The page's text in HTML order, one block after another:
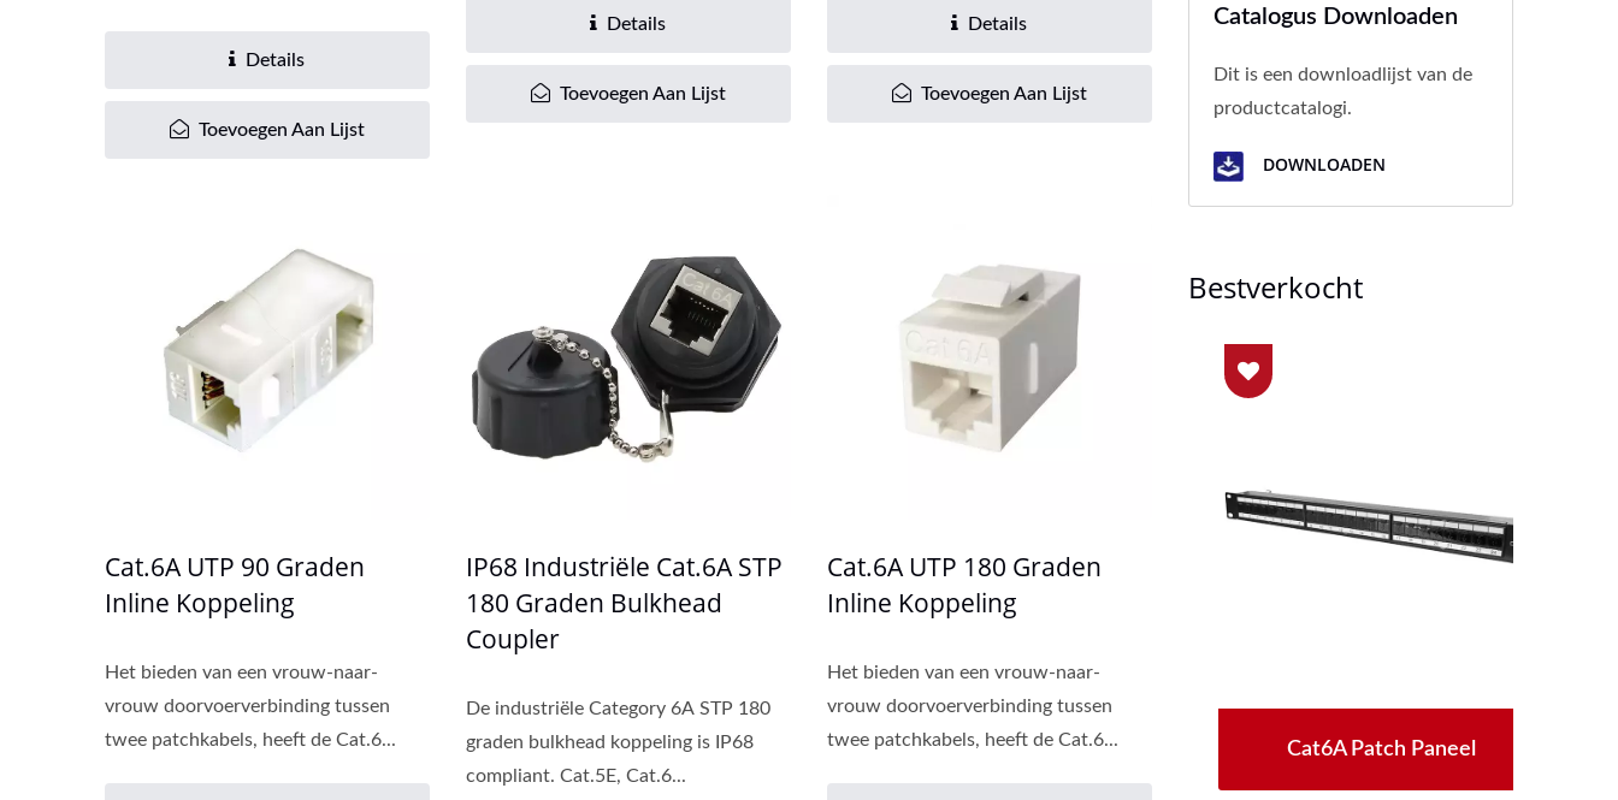
Details
Toevoegen Aan Lijst
Details
Toevoegen Aan Lijst
Details
Toevoegen Aan Lijst
Cat.6A UTP 90 Graden
Inline Koppeling
Het bieden van een vrouw-naar-
vrouw doorvoerverbinding tussen
twee patchkabels, heeft de Cat.6...
IP68 Industriële Cat.6A STP
180 Graden Bulkhead
Coupler
De industriële Category 6A STP 180
graden bulkhead koppeling is IP68
compliant. Cat.5E, Cat.6...
Cat.6A UTP 180 Graden
Inline Koppeling
Het bieden van een vrouw-naar-
vrouw doorvoerverbinding tussen
twee patchkabels, heeft de Cat.6...
Catalogus Downloaden
Dit is een downloadlijst van de
productcatalogi.
DOWNLOADEN
Bestverkocht
Nieuwe Cat6A Keystone Jack Cat6A Patch Paneel Nieuwe Cat6A Keystone Jack Cat6A Patch Paneel